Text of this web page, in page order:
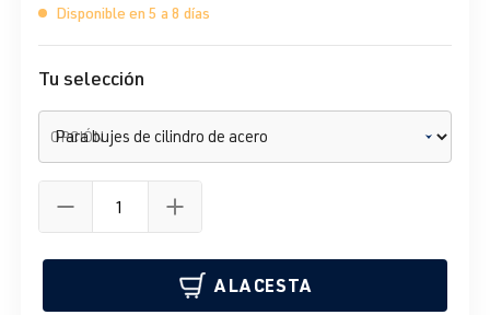
Disponible en 5 a 8 días
Tu selección
OPCIÓN
A LA CESTA